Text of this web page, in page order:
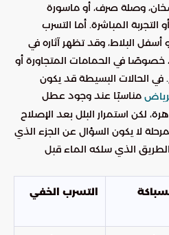
وصلة صرف، أو ماسورة
المباشرة. أما التسرب
أسفل البلاط، وقد تظهر آثاره في
خصوصًا في الحمامات المتجاورة أو
في الحالات البسيطة قد يكون
مناسبًا عند وجود عطل
لكن استمرار البلل بعد الإصلاح
لا يكون السؤال عن الجزء الذي
الذي سلكه الماء قبل
التسرب الخفي